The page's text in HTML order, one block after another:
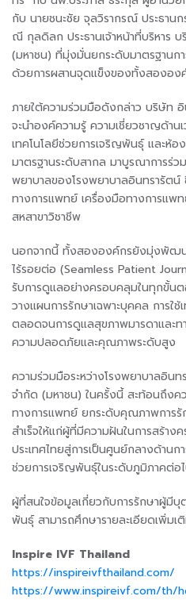
กับ นายชนะชัย จุลวิรากรณ์ ประธานก
ณี กุลดิลก ประธานเจ้าหน้าที่บริหาร
(มหาชน) ที่มุ่งมั่นยกระดับมาตรฐานก
ด้วยการผสานจุดแข็งของทั้งสององ
ภายใต้ความร่วมมือดังกล่าว บริษัท
จะนำองค์ความรู้ ความเชี่ยวชาญด้าน
เทคโนโลยีช่วยการเจริญพันธุ์ และห้
มาตรฐานระดับสากล มาบูรณาการร่
พยาบาลของโรงพยาบาลอินทรารัต
ทางการแพทย์ เครื่องมือทางการแ
สหสาขาวิชาชีพ
นอกจากนี้ ทั้งสององค์กรยังมุ่งพัฒน
ไร้รอยต่อ (Seamless Patient
รับการดูแลอย่างครอบคลุมในทุกขั้น
วางแผนการรักษาเฉพาะบุคคล การใ
ตลอดจนการดูแลสุขภาพมารดาและท
ความปลอดภัยและคุณภาพระดับสูง
ความร่วมมือระหว่างโรงพยาบาลอิน
จำกัด (มหาชน) ในครั้งนี้ สะท้อนถึง
ทางการแพทย์ ยกระดับคุณภาพการรั
สำเร็จให้แก่ผู้ที่มีความฝันในการสร้า
ประเทศไทยสู่การเป็นศูนย์กลางด้านก
ช่วยการเจริญพันธุ์ในระดับภูมิภาคต่อ
ผู้ที่สนใจข้อมูลเกี่ยวกับการรักษาผู้มีบุ
พันธุ์ สามารถศึกษารายละเอียดเพิ่มเ
Inspire IVF Thailand
https://inspireivfthailand.com/
https://www.inspireivf.com/th/